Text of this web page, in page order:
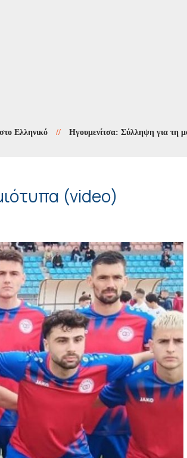
// Ηγουμενίτσα: Σύλληψη για τη μουσική
(video)